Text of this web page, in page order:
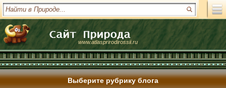
www.atlasprirodirossii.ru
Выберите рубрику блога